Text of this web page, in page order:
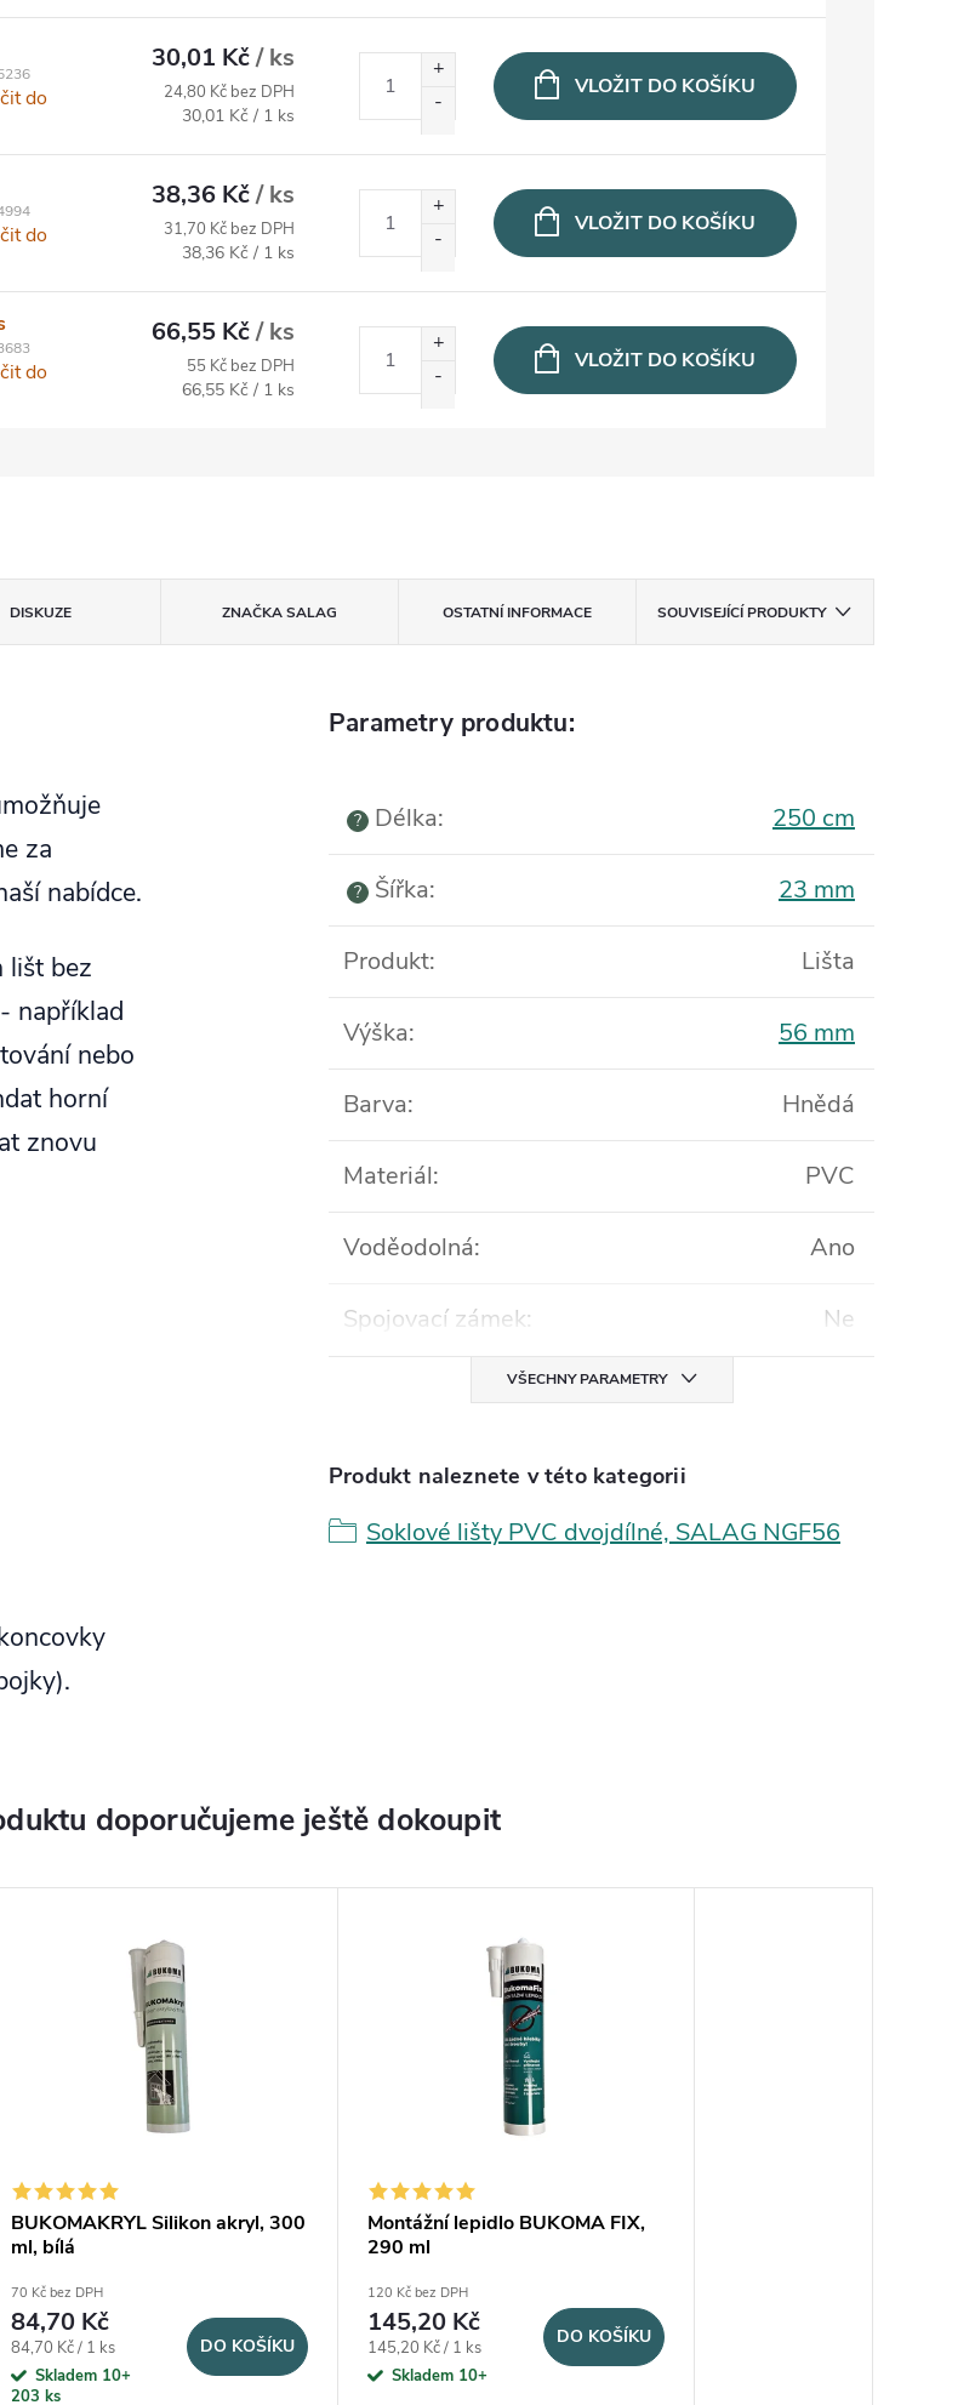
do
30,01 Kč/ ks
24,80 Kč bez DPH
Měrná cena:
30,01 Kč / 1 ks
VLOŽIT DO KOŠÍKU
do
38,36 Kč/ ks
31,70 Kč bez DPH
Měrná cena:
38,36 Kč / 1 ks
VLOŽIT DO KOŠÍKU
do
66,55 Kč/ ks
55 Kč bez DPH
Měrná cena:
66,55 Kč / 1 ks
VLOŽIT DO KOŠÍKU
DISKUZE ZNAČKASALAG OSTATNÍ INFORMACE SOUVISEJÍCÍ PRODUKTY
za
nabídce.
lišt bez
například
nebo
horní
znovu
Parametry produktu:
? Délka: 250 cm
? Šířka: 23 mm
Produkt: Lišta
Výška: 56 mm
Barva: Hnědá
Materiál: PVC
Voděodolná: Ano
Spojovací zámek: Ne
VŠECHNY PARAMETRY
Produkt naleznete v této kategorii
Soklové lišty PVC dvojdílné, SALAG NGF56
doporučujeme ještě dokoupit
BUKOMAKRYL Silikon akryl, 300
ml, bílá
70 Kč bez DPH
84,70 Kč
Měrná cena:
84,70 Kč / 1 ks
Skladem 10+
203 ks
DO KOŠÍKU
Montážní lepidlo BUKOMA FIX,
290 ml
120 Kč bez DPH
145,20 Kč
Měrná cena:
145,20 Kč / 1 ks
Skladem 10+
DO KOŠÍKU